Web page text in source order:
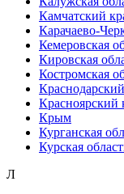
Камчатский
Карачаево-
Кемеровская
Кировская
Костромская
Красноярский
Крым
Курганская
Курская
Л